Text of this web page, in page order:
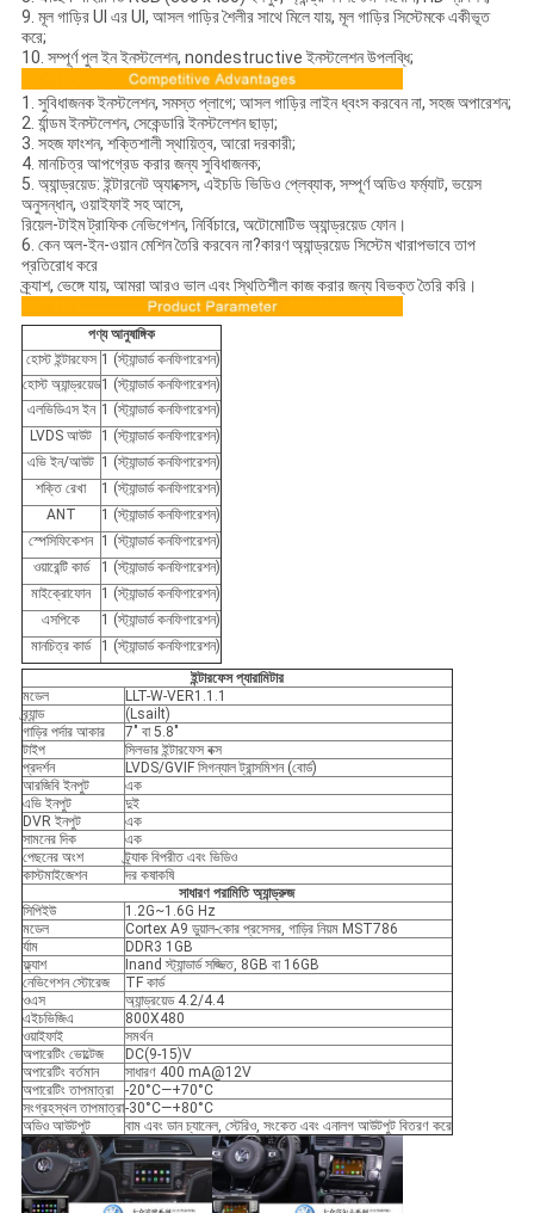
9. মূল গাড়ির UI এর UI, আসল গাড়ির শৈলীর সাথে মিলে যায়, মূল গাড়ির সিস্টেমকে একীভূত
করে;
10. সম্পূর্ণ পুল ইন ইনস্টলেশন, nondestructive ইনস্টলেশন উপলব্ধি;
1. সুবিধাজনক ইনস্টলেশন, সমস্ত প্লাগে; আসল গাড়ির লাইন ধ্বংস করবেন না, সহজ অপারেশন;
2. র্যান্ডম ইনস্টলেশন, সেকেন্ডারি ইনস্টলেশন ছাড়া;
3. সহজ ফাংশন, শক্তিশালী স্থায়িত্ব, আরো দরকারী;
4. মানচিত্র আপগ্রেড করার জন্য সুবিধাজনক;
5. অ্যান্ড্রয়েড: ইন্টারনেট অ্যাক্সেস, এইচডি ভিডিও প্লেব্যাক, সম্পূর্ণ অডিও ফর্ম্যাট, ভয়েস
অনুসন্ধান, ওয়াইফাই সহ আসে,
রিয়েল-টাইম ট্রাফিক নেভিগেশন, নির্বিচারে, অটোমোটিভ অ্যান্ড্রয়েড ফোন।
6. কেন অল-ইন-ওয়ান মেশিন তৈরি করবেন না?কারণ অ্যান্ড্রয়েড সিস্টেম খারাপভাবে তাপ
প্রতিরোধ করে
ক্র্যাশ, ভেঙ্গে যায়, আমরা আরও ভাল এবং স্থিতিশীল কাজ করার জন্য বিভক্ত তৈরি করি।
পণ্য আনুষাঙ্গিক
হোস্ট ইন্টারফেস 1 (স্ট্যান্ডার্ড কনফিগারেশন)
হোস্ট অ্যান্ড্রয়েড1 (স্ট্যান্ডার্ড কনফিগারেশন)
এলভিডিএস ইন 1 (স্ট্যান্ডার্ড কনফিগারেশন)
LVDS আউট
1 (স্ট্যান্ডার্ড কনফিগারেশন)
এভি ইন/আউট 1 (স্ট্যান্ডার্ড কনফিগারেশন)
শক্তি রেখা
1 (স্ট্যান্ডার্ড কনফিগারেশন)
ANT
1 (স্ট্যান্ডার্ড কনফিগারেশন)
স্পেসিফিকেশন 1 (স্ট্যান্ডার্ড কনফিগারেশন)
ওয়ারেন্টি কার্ড
1 (স্ট্যান্ডার্ড কনফিগারেশন)
মাইক্রোফোন
1 (স্ট্যান্ডার্ড কনফিগারেশন)
এসপিকে
1 (স্ট্যান্ডার্ড কনফিগারেশন)
মানচিত্র কার্ড
1 (স্ট্যান্ডার্ড কনফিগারেশন)
ইন্টারফেস প্যারামিটার
মডেল
LLT-W-VER1.1.1
ব্র্যান্ড
(Lsailt)
গাড়ির পর্দার আকার
7" বা 5.8"
টাইপ
সিলভার ইন্টারফেস বক্স
প্রদর্শন
LVDS/GVIF সিগন্যাল ট্রান্সমিশন (বোর্ড)
আরজিবি ইনপুট
এক
এভি ইনপুট
দুই
DVR ইনপুট
এক
সামনের দিক
এক
পেছনের অংশ
ট্র্যাক বিপরীত এবং ভিডিও
কাস্টমাইজেশন
দর কষাকষি
সাধারণ পরামিতি অ্যান্ড্রুজ
সিপিইউ
1.2G~1.6G Hz
মডেল
Cortex A9 ডুয়াল-কোর প্রসেসর, গাড়ির নিয়ম MST786
র্যাম
DDR3 1GB
ফ্ল্যাশ
Inand স্ট্যান্ডার্ড সজ্জিত, 8GB বা 16GB
নেভিগেশন স্টোরেজ
TF কার্ড
ওএস
অ্যান্ড্রয়েড 4.2/4.4
এইচভিজিএ
800X480
ওয়াইফাই
সমর্থন
অপারেটিং ভোল্টেজ
DC(9-15)V
অপারেটিং বর্তমান
সাধারণ 400 mA@12V
অপারেটিং তাপমাত্রা
-20°C—+70°C
সংগ্রহস্থল তাপমাত্রা-30°C—+80°C
অডিও আউটপুট
বাম এবং ডান চ্যানেল, স্টেরিও, সংকেত এবং এনালগ আউটপুট বিতরণ করে